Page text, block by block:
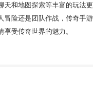
天和地图探索等丰富的玩法
冒险还是团队作战，传奇手
受传奇世界的魅力。